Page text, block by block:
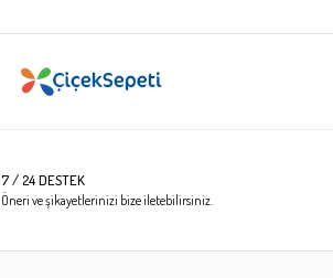
7 / 24 DESTEK
Öneri ve şikayetlerinizi bize iletebilirsiniz.